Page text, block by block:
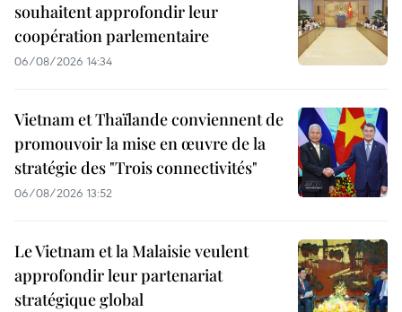
souhaitent approfondir leur
coopération parlementaire
06/08/2026 14:34
Vietnam et Thaïlande conviennent de
promouvoir la mise en œuvre de la
stratégie des "Trois connectivités"
06/08/2026 13:52
Le Vietnam et la Malaisie veulent
approfondir leur partenariat
stratégique global